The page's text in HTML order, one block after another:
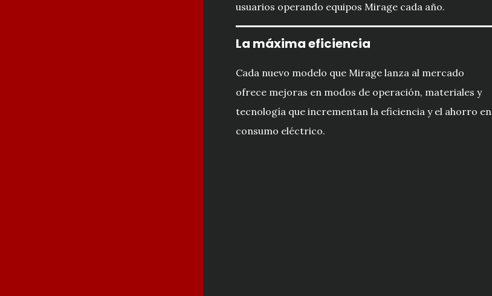
usuarios operando equipos Mirage cada año.
La máxima eficiencia
Cada nuevo modelo que Mirage lanza al mercado
ofrece mejoras en modos de operación, materiales y
tecnología que incrementan la eficiencia y el ahorro en
consumo eléctrico.